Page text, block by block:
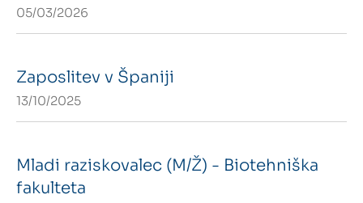
05/03/2026
Zaposlitev v Španiji
13/10/2025
Mladi raziskovalec (M/Ž) - Biotehniška
fakulteta